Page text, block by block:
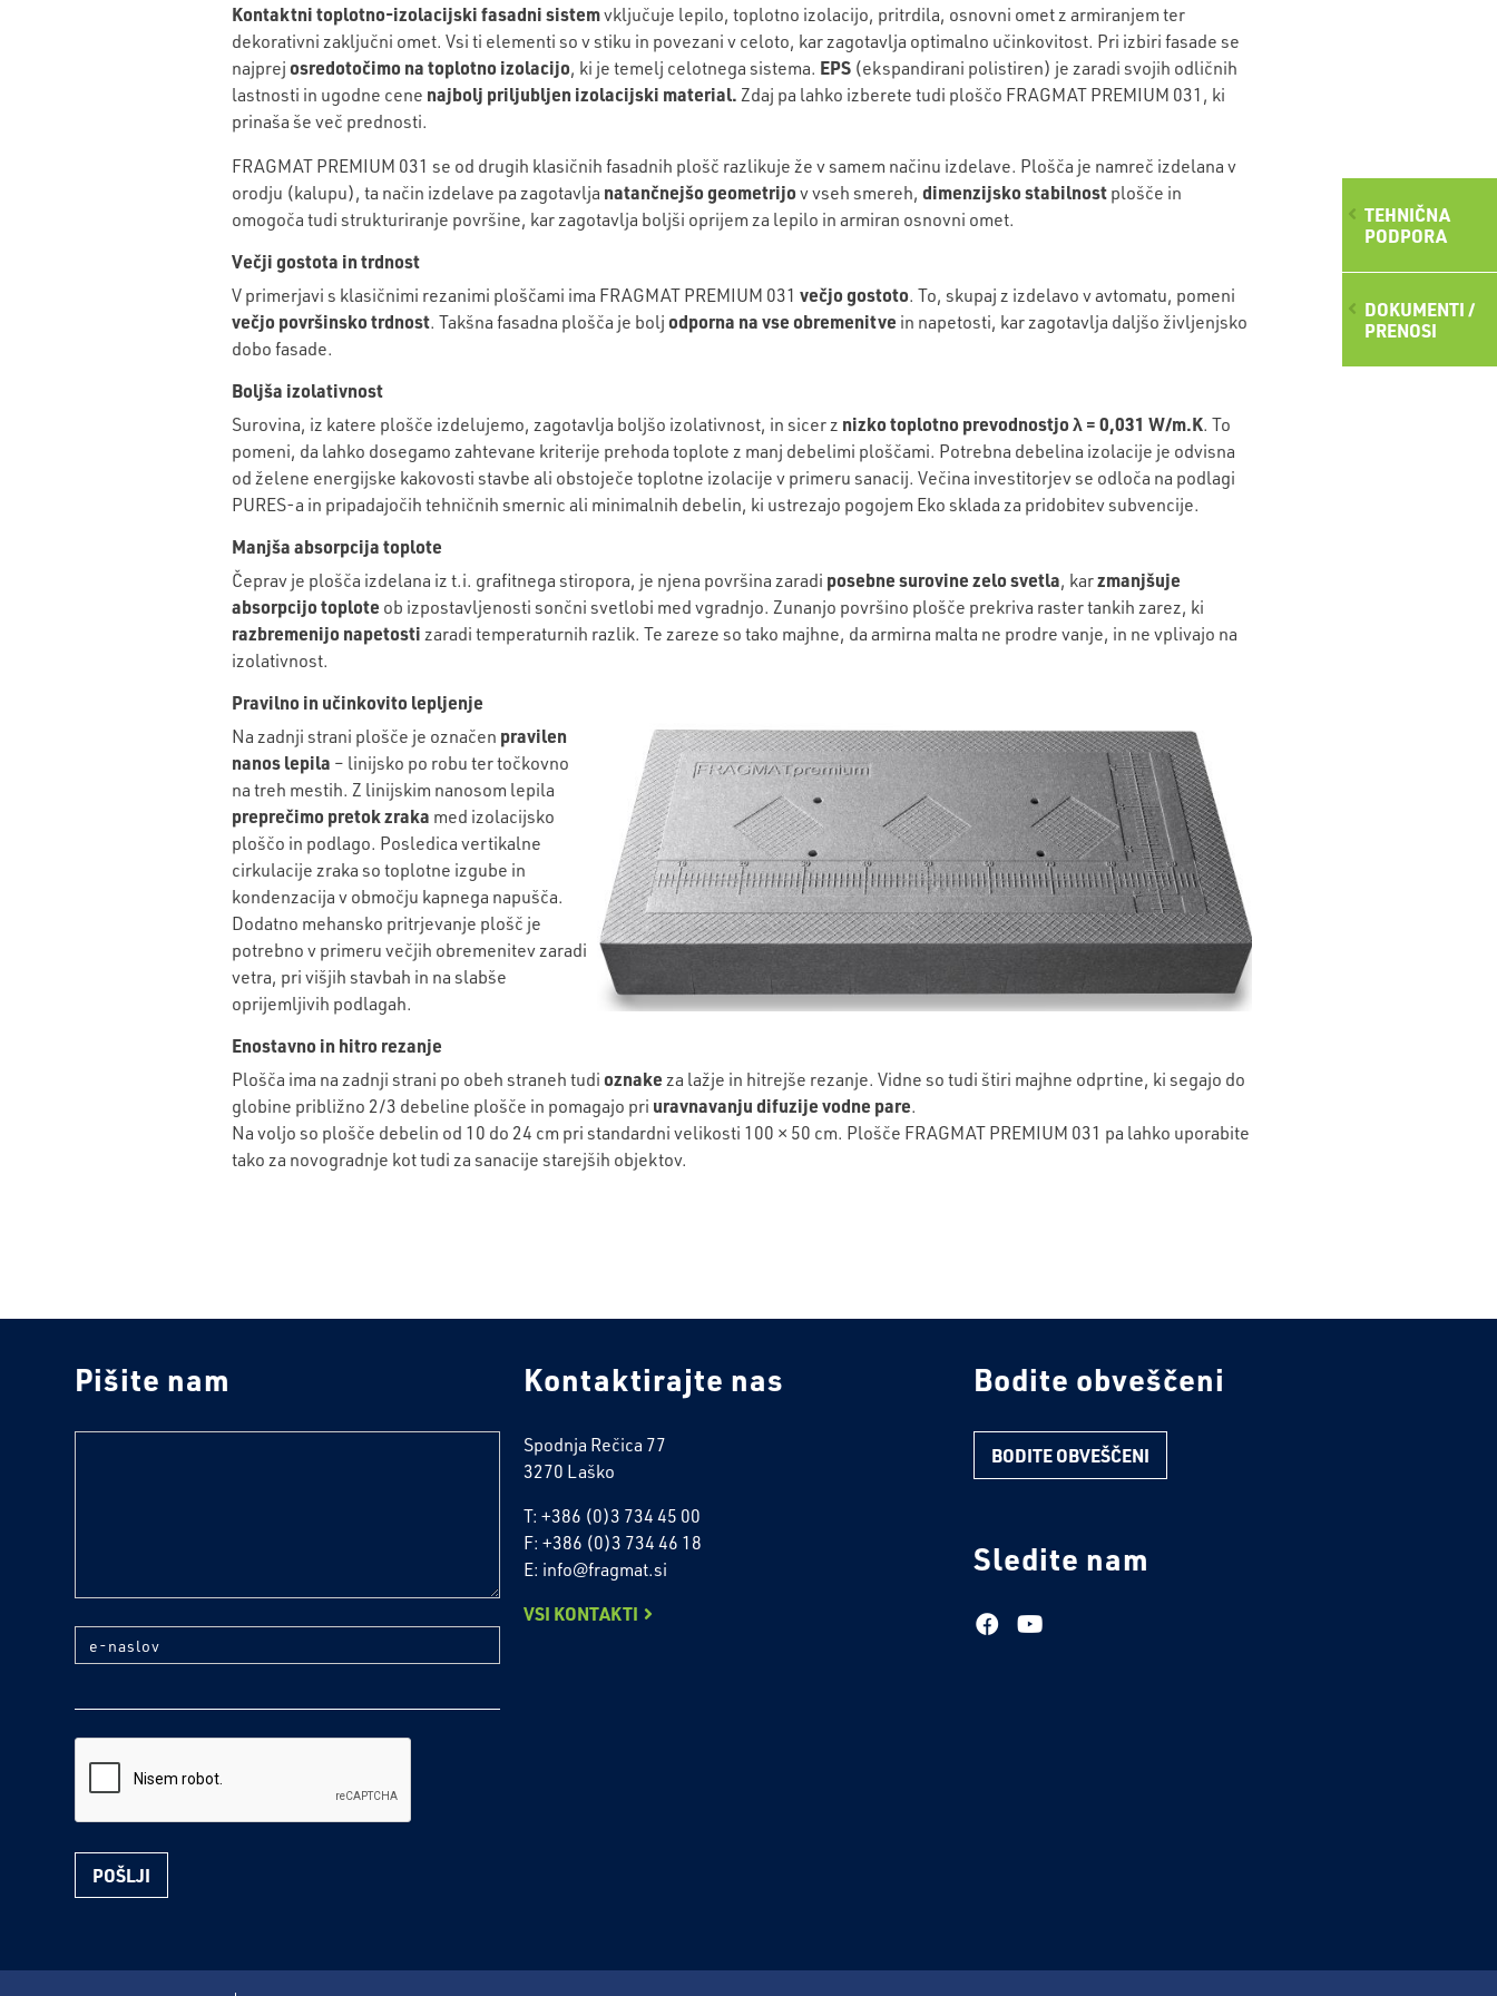
TEHNIČNA
PODPORA
DOKUMENTI /
PRENOSI
Kontaktni toplotno-izolacijski fasadni sistemvključuje lepilo, toplotno izolacijo, pritrdila, osnovni omet z armiranjem ter
dekorativni zaključni omet. Vsi ti elementi so v stiku in povezani v celoto, kar zagotavlja optimalno učinkovitost. Pri izbiri fasade se
najprej osredotočimo na toplotno izolacijo, ki je temelj celotnega sistema. EPS(ekspandirani polistiren) je zaradi svojih odličnih
lastnosti in ugodne cene najbolj priljubljen izolacijski material. Zdaj pa lahko izberete tudi ploščo FRAGMAT PREMIUM 031 , ki
prinaša še več prednosti.
FRAGMAT PREMIUM 031 se od drugih klasičnih fasadnih plošč razlikuje že v samem načinu izdelave. Plošča je namreč izdelana v
orodju (kalupu), ta način izdelave pa zagotavlja natančnejšo geometrijov vseh smereh, dimenzijsko stabilnostplošče in
omogoča tudi strukturiranje površine, kar zagotavlja boljši oprijem za lepilo in armiran osnovni omet.
Večji gostota in trdnost
V primerjavi s klasičnimi rezanimi ploščami ima FRAGMAT PREMIUM 031 večjo gostoto. To, skupaj z izdelavo v avtomatu, pomeni
večjo površinsko trdnost. Takšna fasadna plošča je bolj odporna na vse obremenitve in napetosti, kar zagotavlja daljšo življenjsko
dobo fasade.
Boljša izolativnost
Surovina, iz katere plošče izdelujemo, zagotavlja boljšo izolativnost, in sicer z nizko toplotno prevodnostjo λ = 0,031 W/m.K. To
pomeni, da lahko dosegamo zahtevane kriterije prehoda toplote z manj debelimi ploščami. Potrebna debelina izolacije je odvisna
od želene energijske kakovosti stavbe ali obstoječe toplotne izolacije v primeru sanacij. Večina investitorjev se odloča na podlagi
PURES-a in pripadajočih tehničnih smernic ali minimalnih debelin, ki ustrezajo pogojem Eko sklada za pridobitev subvencije.
Manjša absorpcija toplote
Čeprav je plošča izdelana iz t.i. grafitnega stiropora, je njena površina zaradi posebne surovine zelo svetla, karzmanjšuje
absorpcijo toplote ob izpostavljenosti sončni svetlobi med vgradnjo. Zunanjo površino plošče prekriva raster tankih zarez, ki
razbremenijo napetosti zaradi temperaturnih razlik. Te zareze so tako majhne, da armirna malta ne prodre vanje, in ne vplivajo na
izolativnost.
Pravilno in učinkovito lepljenje
Na zadnji strani plošče je označen pravilen
nanos lepila – linijsko po robu ter točkovno
na treh mestih. Z linijskim nanosom lepila
preprečimo pretok zraka med izolacijsko
ploščo in podlago. Posledica vertikalne
cirkulacije zraka so toplotne izgube in
kondenzacija v območju kapnega napušča.
Dodatno mehansko pritrjevanje plošč je
potrebno v primeru večjih obremenitev zaradi
vetra, pri višjih stavbah in na slabše
oprijemljivih podlagah.
Enostavno in hitro rezanje
Plošča ima na zadnji strani po obeh straneh tudi oznake za lažje in hitrejše rezanje. Vidne so tudi štiri majhne odprtine, ki segajo do
globine približno 2/3 debeline plošče in pomagajo pri uravnavanju difuzije vodne pare.
Na voljo so plošče debelin od 10 do 24 cm pri standardni velikosti 100 × 50 cm. Plošče FRAGMAT PREMIUM 031 pa lahko uporabite
tako za novogradnje kot tudi za sanacije starejših objektov.
Pišite nam
e-naslov
Kontaktirajte nas
Spodnja Rečica 77
3270 Laško
T: +386 (0)3 734 45 00
F: +386 (0)3 734 46 18
E: info@fragmat.si
VSI KONTAKTI
Bodite obveščeni
BODITE OBVEŠČENI
Sledite nam